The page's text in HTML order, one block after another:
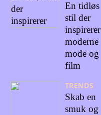
En tidløs
stil der
inspirerer
moderne
mode og
film
TRENDS
Skab en
smuk og